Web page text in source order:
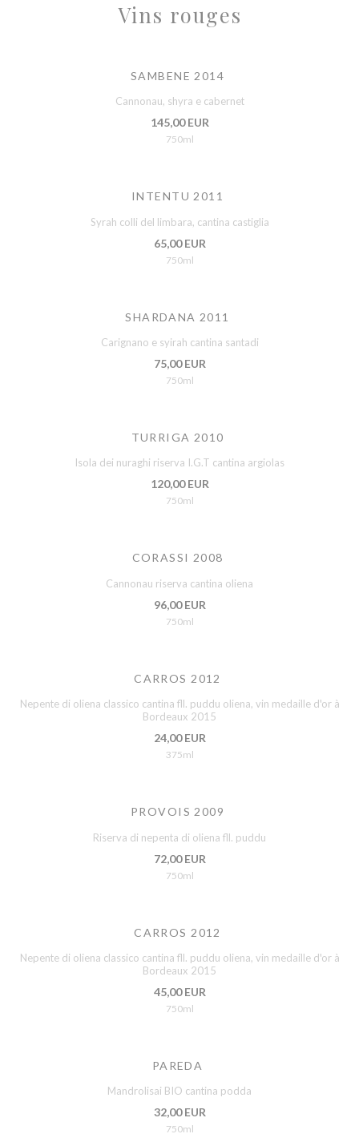
Vins rouges
SAMBENE 2014
Cannonau, shyra e cabernet
145,00 EUR
750ml
INTENTU 2011
Syrah colli del limbara, cantina castiglia
65,00 EUR
750ml
SHARDANA 2011
Carignano e syirah cantina santadi
75,00 EUR
750ml
TURRIGA 2010
Isola dei nuraghi riserva I.G.T cantina argiolas
120,00 EUR
750ml
CORASSI 2008
Cannonau riserva cantina oliena
96,00 EUR
750ml
CARROS 2012
Nepente di oliena classico cantina fll. puddu oliena, vin medaille d'or à
Bordeaux 2015
24,00 EUR
375ml
PROVOIS 2009
Riserva di nepenta di oliena fll. puddu
72,00 EUR
750ml
CARROS 2012
Nepente di oliena classico cantina fll. puddu oliena, vin medaille d'or à
Bordeaux 2015
45,00 EUR
750ml
PAREDA
Mandrolisai BIO cantina podda
32,00 EUR
750ml